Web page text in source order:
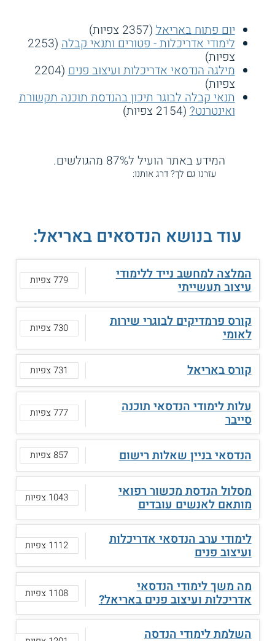
יום פתוח באריאל(2357 צפיות)
לימודי אדריכלות - פטורים ותנאי קבלה (2253
צפיות)
מילגה הנדסאי אדריכלות ועיצוב פנים (2204
צפיות)
תנאי קבלה לבוגר תיכון בהנדסת תוכנה תקשורת
ואינטרנט?(2154 צפיות)
המידע באתר הועיל ל87% מהגולשים.
עזרנו גם לך? דרג אותנו:
עוד בנושא הנדסאים באריאל:
המלצה למחשב נייד ללימודי
עיצוב תעשייתי 779 צפיות
קורס פרמדיקים לבוגרי שירות
לאומי 730 צפיות
קורס באריאל 731 צפיות
עלות לימודי הנדסאי תוכנה
סייבר 777 צפיות
הנדסאי בניין שאלות רישום 857 צפיות
מסלול הנדסת מכשור רפואי
מותאם לאנשים עובדים 1043 צפיות
לימודי ערב הנדסאי אדריכלות
ועיצוב פנים 1112 צפיות
מה משך לימודי הנדסאי
אדריכלות ועיצוב פנים באריאל? 1108 צפיות
השלמת לימודי הנדסה